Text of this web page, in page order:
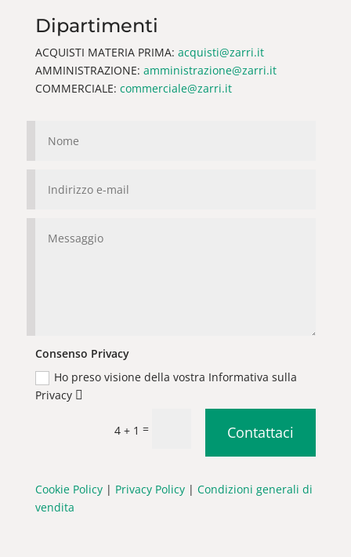
Dipartimenti
ACQUISTI MATERIA PRIMA: acquisti@zarri.it
AMMINISTRAZIONE: amministrazione@zarri.it
COMMERCIALE: commerciale@zarri.it
Consenso Privacy
Ho preso visione della vostra Informativa sulla
Privacy
4 + 1 = Contattaci
Cookie Policy| Privacy Policy| Condizioni generali di
vendita